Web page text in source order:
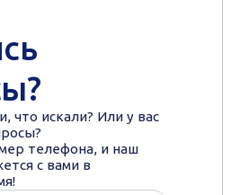
что искали? Или у вас
телефона, и наш
с вами в